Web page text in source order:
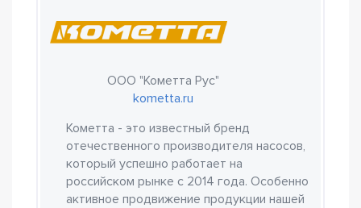
ООО "Кометта Рус"
kometta.ru
Кометта - это известный бренд
отечественного производителя насосов,
который успешно работает на
российском рынке с 2014 года. Особенно
активное продвижение продукции нашей